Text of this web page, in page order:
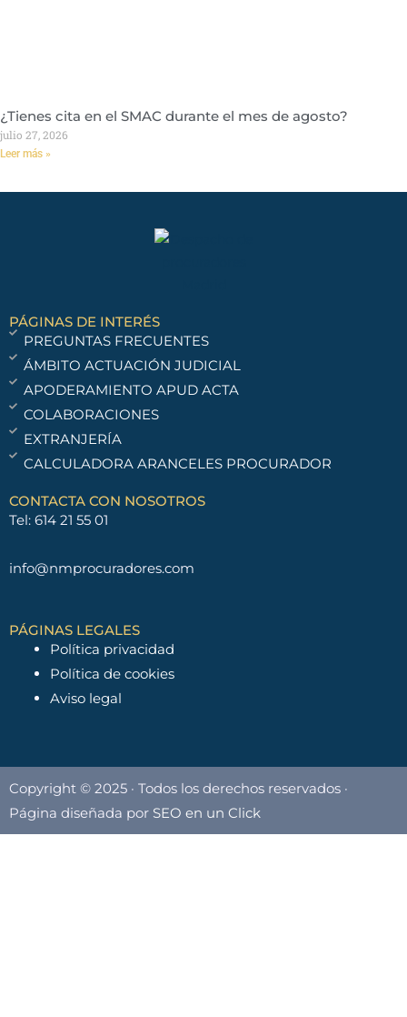
¿Tienes cita en el SMAC durante el mes de agosto?
julio 27, 2026
Leer más »
PÁGINAS DE INTERÉS
PREGUNTAS FRECUENTES
ÁMBITO ACTUACIÓN JUDICIAL
APODERAMIENTO APUD ACTA
COLABORACIONES
EXTRANJERÍA
CALCULADORA ARANCELES PROCURADOR
CONTACTA CON NOSOTROS
Tel: 614 21 55 01
info@nmprocuradores.com
PÁGINAS LEGALES
Política privacidad
Política de cookies
Aviso legal
Copyright © 2025 · Todos los derechos reservados ·
Página diseñada por SEO en un Click